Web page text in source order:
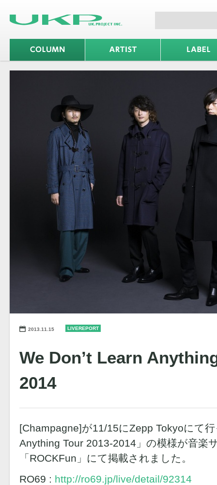
2013.11.15 LIVEREPORT
We Don’t Learn
2014
[Champagne]が11/15にZepp Tokyoにて
Anything Tour 2013-2014」の模様が音楽
「ROCKFun」にて掲載されました。
RO69 : http://ro69.jp/live/detail/92314